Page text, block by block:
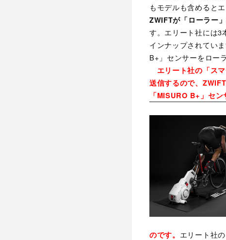
もモデルも含めると
ZWIFTが「ローラー
す。エリート社には3
インナップされてい
B+」センサーをロー
エリート社の「ス
送信するので、
「MISURO B+」セ
のです。 エリート社